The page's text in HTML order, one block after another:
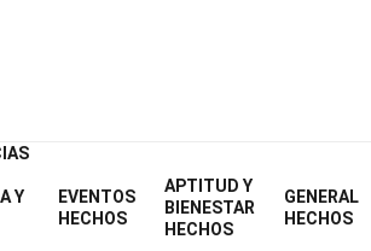
Y
EVENTOS
HECHOS
APTITUD Y
BIENESTAR
HECHOS
GENERAL
HECHOS
Sobre Monopoly